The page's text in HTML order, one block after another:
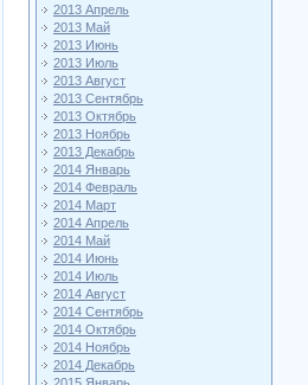
2013 Апрель
2013 Май
2013 Июнь
2013 Июль
2013 Август
2013 Сентябрь
2013 Октябрь
2013 Ноябрь
2013 Декабрь
2014 Январь
2014 Февраль
2014 Март
2014 Апрель
2014 Май
2014 Июнь
2014 Июль
2014 Август
2014 Сентябрь
2014 Октябрь
2014 Ноябрь
2014 Декабрь